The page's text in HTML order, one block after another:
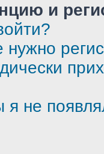
и
я не